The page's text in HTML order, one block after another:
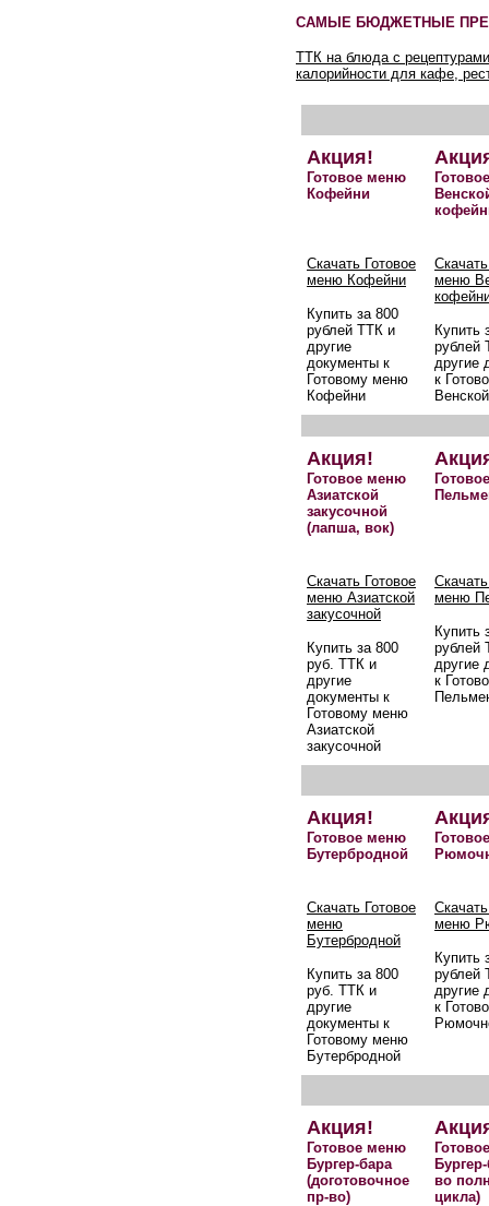
САМЫЕ БЮДЖЕТНЫЕ
ТТК на блюда с
калорийности для кафе,
Акция!
Готовое меню
Кофейни
Скачать Готовое
меню Кофейни
Купить за 800
рублей ТТК и
другие
документы к
Готовому меню
Кофейни
меню
Купить
рублей
другие
к
Акция!
Готовое меню
Азиатской
закусочной
(лапша, вок)
Скачать Готовое
меню Азиатской
закусочной
Купить за 800
руб. ТТК и
другие
документы к
Готовому меню
Азиатской
закусочной
меню
Купить
рублей
другие
к
Акция!
Готовое меню
Бутербродной
Скачать Готовое
меню
Бутербродной
Купить за 800
руб. ТТК и
другие
документы к
Готовому меню
Бутербродной
меню
Купить
рублей
другие
к
Акция!
Готовое меню
Бургер-бара
(доготовочное
пр-во)
во
цикла)